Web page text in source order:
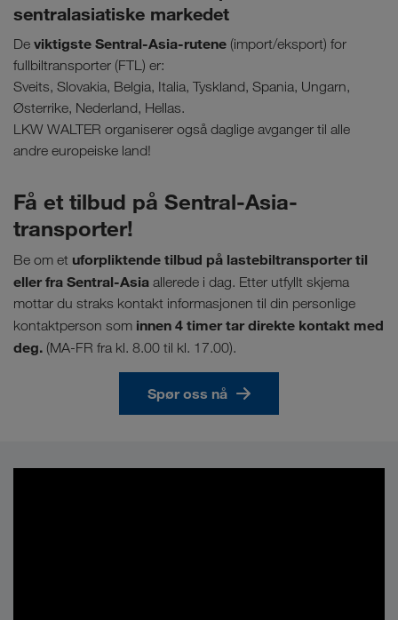
sentralasiatiske markedet
De viktigste Sentral-Asia-rutene (import/eksport) for
fullbiltransporter (FTL) er:
Sveits, Slovakia, Belgia, Italia, Tyskland, Spania, Ungarn,
Østerrike, Nederland, Hellas.
LKW WALTER organiserer også daglige avganger til alle
andre europeiske land!
Få et tilbud på Sentral-Asia-
transporter!
Be om et uforpliktende tilbud på lastebiltransporter til
eller fra Sentral-Asia allerede i dag. Etter utfyllt skjema
mottar du straks kontakt informasjonen til din personlige
kontaktperson som innen 4 timer tar direkte kontakt med
deg. (MA-FR fra kl. 8.00 til kl. 17.00).
Spør oss nå